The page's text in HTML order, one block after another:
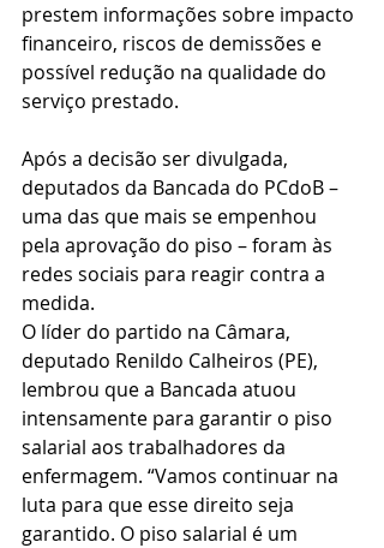
prestem informações sobre impacto
financeiro, riscos de demissões e
possível redução na qualidade do
serviço prestado.
Após a decisão ser divulgada,
deputados da Bancada do PCdoB –
uma das que mais se empenhou
pela aprovação do piso – foram às
redes sociais para reagir contra a
medida.
O líder do partido na Câmara,
deputado Renildo Calheiros (PE),
lembrou que a Bancada atuou
intensamente para garantir o piso
salarial aos trabalhadores da
enfermagem. “Vamos continuar na
luta para que esse direito seja
garantido. O piso salarial é um